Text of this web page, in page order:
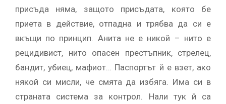
присъда няма, защото присъдата, която бе
приета в действие, отпадна и трябва да си е
вкъщи по принцип. Анита не е никой – нито е
рецидивист, нито опасен престъпник, стрелец,
бандит, убиец, мафиот… Паспортът й е взет, ако
някой си мисли, че смята да избяга. Има си в
страната система за контрол. Нали тук й са